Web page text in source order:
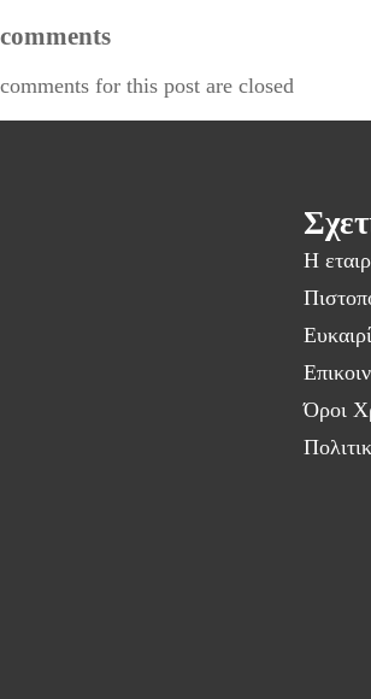
comments
comments for this post are closed
Η
Όροι